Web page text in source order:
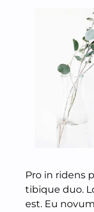
Pro in ridens
tibique duo.
est. Eu